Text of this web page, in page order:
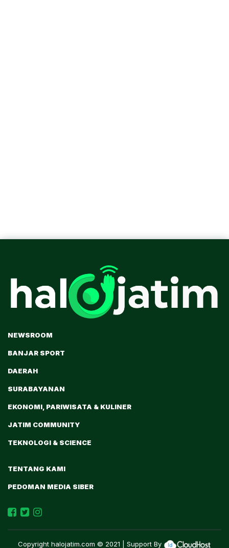
NEWSROOM
BANJAR SPORT
DAERAH
SURABAYANAN
EKONOMI, PARIWISATA & KULINER
JATIM COMMUNITY
TEKNOLOGI & SCIENCE
TENTANG KAMI
PEDOMAN MEDIA SIBER
Copyright halojatim.com © 2021 | Support By